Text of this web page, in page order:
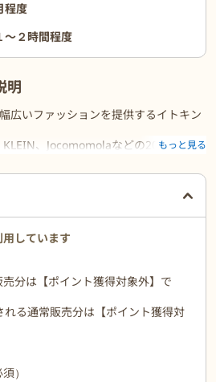
程度
〜２時間程度
明
広いファッションを提供するイトキン
、Jocomomolaなどの20以上の人
もっと見る
しています
分は【ポイント獲得対象外】で
る通常販売分は【ポイント獲得対
）